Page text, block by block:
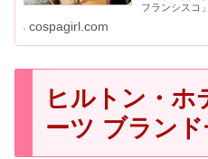
フランシスコ
ですが、バケ
らに格上のク
cospagirl.com
ヒルトン・ホ
ーツ ブラン